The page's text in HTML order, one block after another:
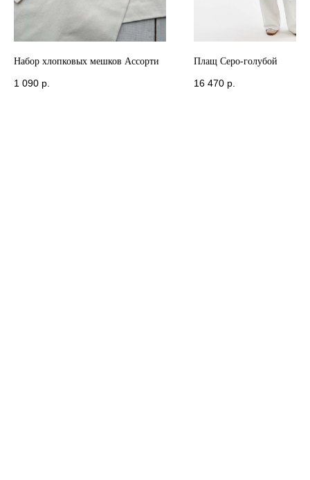
Набор хлопковых мешков Ассорти
1 090 р.
Плащ Серо-голубой
16 470 р.